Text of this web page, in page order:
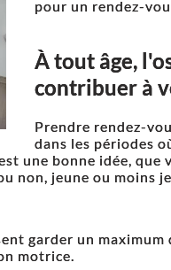
pour un rendez-
À tout âge,
contribuer à
Prendre rendez-
dans les périodes
une bonne idée, que
non, jeune ou moins
garder un
motrice.